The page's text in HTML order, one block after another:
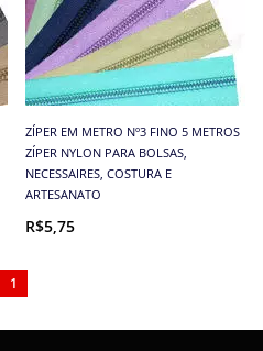
ZÍPER EM METRO Nº3 FINO 5 METROS
ZÍPER NYLON PARA BOLSAS,
NECESSAIRES, COSTURA E
ARTESANATO
R$5,75
1